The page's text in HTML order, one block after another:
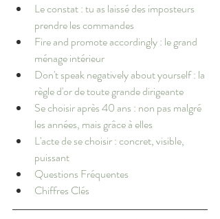
Le constat : tu as laissé des imposteurs
prendre les commandes
Fire and promote accordingly : le grand
ménage intérieur
Don't speak negatively about yourself : la
règle d'or de toute grande dirigeante
Se choisir après 40 ans : non pas malgré
les années, mais grâce à elles
L'acte de se choisir : concret, visible,
puissant
Questions Fréquentes
Chiffres Clés